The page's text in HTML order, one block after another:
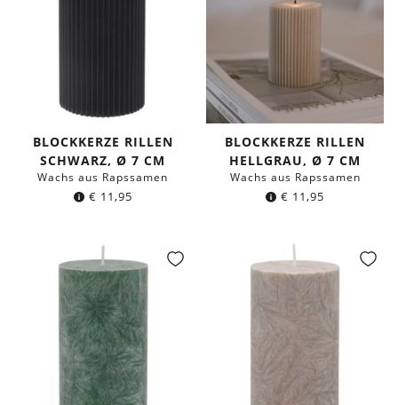
BLOCKKERZE RILLEN
SCHWARZ, Ø 7 CM
Wachs aus Rapssamen
€ 11,95
BLOCKKERZE RILLEN
HELLGRAU, Ø 7 CM
Wachs aus Rapssamen
€ 11,95